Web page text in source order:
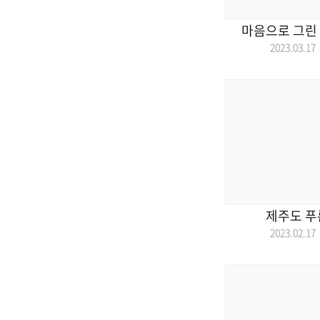
마음으로 그
제주도